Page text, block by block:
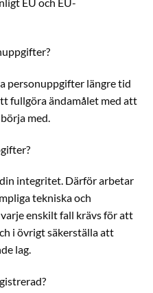
personuppgifter längre tid
fullgöra ändamålet med att
med.
integritet. Därför arbetar
tekniska och
enskilt fall krävs för att
i övrigt säkerställa att
lag.